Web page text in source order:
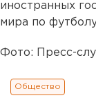
иностранных
мира по
Фото: Пресс-
Общество